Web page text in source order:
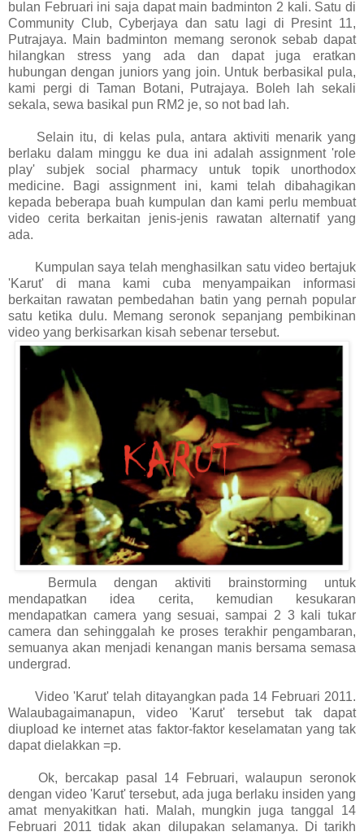
bulan Februari ini saja dapat main badminton 2 kali. Satu di
Community Club, Cyberjaya dan satu lagi di Presint 11,
Putrajaya. Main badminton memang seronok sebab dapat
hilangkan stress yang ada dan dapat juga eratkan
hubungan dengan juniors yang join. Untuk berbasikal pula,
kami pergi di Taman Botani, Putrajaya. Boleh lah sekali
sekala, sewa basikal pun RM2 je, so not bad lah.
Selain itu, di kelas pula, antara aktiviti menarik yang
berlaku dalam minggu ke dua ini adalah assignment 'role
play' subjek social pharmacy untuk topik unorthodox
medicine. Bagi assignment ini, kami telah dibahagikan
kepada beberapa buah kumpulan dan kami perlu membuat
video cerita berkaitan jenis-jenis rawatan alternatif yang
ada.
Kumpulan saya telah menghasilkan satu video bertajuk
'Karut' di mana kami cuba menyampaikan informasi
berkaitan rawatan pembedahan batin yang pernah popular
satu ketika dulu. Memang seronok sepanjang pembikinan
video yang berkisarkan kisah sebenar tersebut.
Bermula dengan aktiviti brainstorming untuk
mendapatkan idea cerita, kemudian kesukaran
mendapatkan camera yang sesuai, sampai 2 3 kali tukar
camera dan sehinggalah ke proses terakhir pengambaran,
semuanya akan menjadi kenangan manis bersama semasa
undergrad.
Video 'Karut' telah ditayangkan pada 14 Februari 2011.
Walaubagaimanapun, video 'Karut' tersebut tak dapat
diupload ke internet atas faktor-faktor keselamatan yang tak
dapat dielakkan =p.
Ok, bercakap pasal 14 Februari, walaupun seronok
dengan video 'Karut' tersebut, ada juga berlaku insiden yang
amat menyakitkan hati. Malah, mungkin juga tanggal 14
Februari 2011 tidak akan dilupakan selamanya. Di tarikh